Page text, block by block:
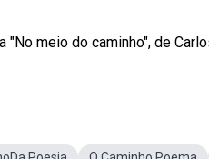
meio do caminho", de